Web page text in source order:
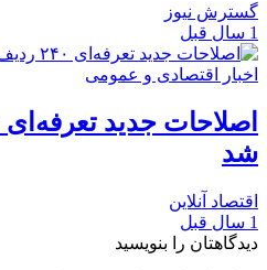
گسترش نیوز
1 سال قبل
اخبار اقتصادی و عمومی
شد
اقتصاد آنلاین
1 سال قبل
دیدگاهتان را بنویسید